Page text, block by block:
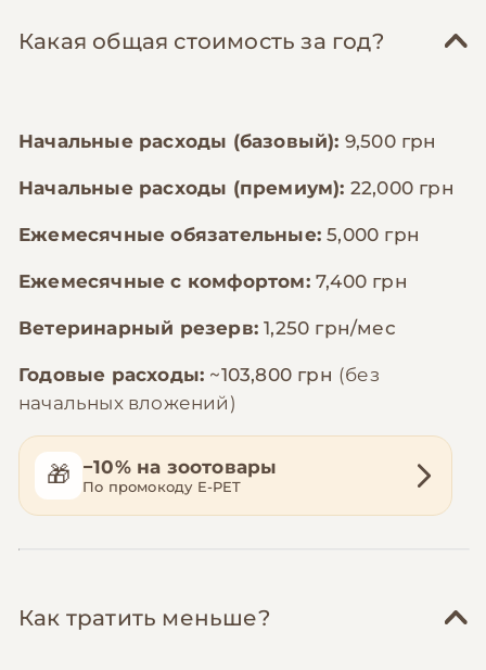
Какая общая стоимость за год?
Начальные расходы (базовый): 9,500 грн
Начальные расходы (премиум): 22,000 грн
Ежемесячные обязательные:5,000 грн
Ежемесячные с комфортом: 7,400 грн
Ветеринарный резерв:1,250 грн/мес
Годовые расходы: ~103,800 грн (без
начальных вложений)
🎁 −10% на зоотовары
По промокоду E-PET
Как тратить меньше?